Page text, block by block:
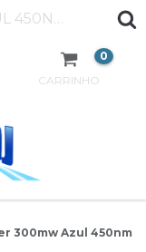
MODULO LASER 300MW AZUL 450NM
CARRINHO
0
300mw Azul 450nm